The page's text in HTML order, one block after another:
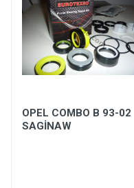
OPEL COMBO B 93-02
SAGİNAW